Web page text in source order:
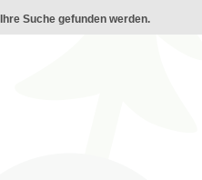
Suche gefunden werden.